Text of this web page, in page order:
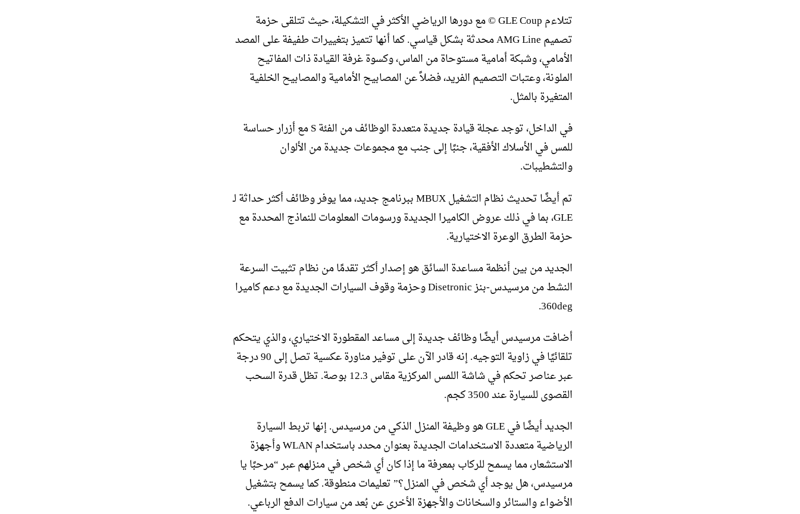
تتلاءم GLE Coup © مع دورها الرياضي الأكثر في التشكيلة، حيث تتلقى حزمة
تصميم AMG Line محدثة بشكل قياسي. كما أنها تتميز بتغييرات طفيفة على المصد
الأمامي، وشبكة أمامية مستوحاة من الماس، وكسوة غرفة القيادة ذات المفاتيح
الملونة، وعتبات التصميم الفريد، فضلاً عن المصابيح الأمامية والمصابيح الخلفية
المتغيرة بالمثل.
في الداخل، توجد عجلة قيادة جديدة متعددة الوظائف من الفئة S مع أزرار حساسة
للمس في الأسلاك الأفقية، جنبًا إلى جنب مع مجموعات جديدة من الألوان
والتشطيبات.
تم أيضًا تحديث نظام التشغيل MBUX ببرنامج جديد، مما يوفر وظائف أكثر حداثة لـ
GLE، بما في ذلك عروض الكاميرا الجديدة ورسومات المعلومات للنماذج المحددة مع
حزمة الطرق الوعرة الاختيارية.
الجديد من بين أنظمة مساعدة السائق هو إصدار أكثر تقدمًا من نظام تثبيت السرعة
النشط من مرسيدس-بنز Disetronic وحزمة وقوف السيارات الجديدة مع دعم كاميرا
360deg.
أضافت مرسيدس أيضًا وظائف جديدة إلى مساعد المقطورة الاختياري، والذي يتحكم
تلقائيًا في زاوية التوجيه. إنه قادر الآن على توفير مناورة عكسية تصل إلى 90 درجة
عبر عناصر تحكم في شاشة اللمس المركزية مقاس 12.3 بوصة. تظل قدرة السحب
القصوى للسيارة عند 3500 كجم.
الجديد أيضًا في GLE هو وظيفة المنزل الذكي من مرسيدس. إنها تربط السيارة
الرياضية متعددة الاستخدامات الجديدة بعنوان محدد باستخدام WLAN وأجهزة
الاستشعار، مما يسمح للركاب بمعرفة ما إذا كان أي شخص في منزلهم عبر “مرحبًا يا
مرسيدس، هل يوجد أي شخص في المنزل؟” تعليمات منطوقة. كما يسمح بتشغيل
الأضواء والستائر والسخانات والأجهزة الأخرى عن بُعد من سيارات الدفع الرباعي.